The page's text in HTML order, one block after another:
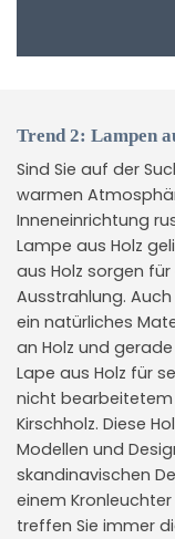
Trend 2: Lampen
Sind Sie auf der
warmen
Inneneinrichtung
Lampe aus Holz
aus Holz sorgen
Ausstrahlung.
ein natürliches
an Holz und
Lape aus Holz für
nicht bearbeitetem
Kirschholz. Diese
Modellen und
skandinavischen
einem Kronleuchter
treffen Sie immer